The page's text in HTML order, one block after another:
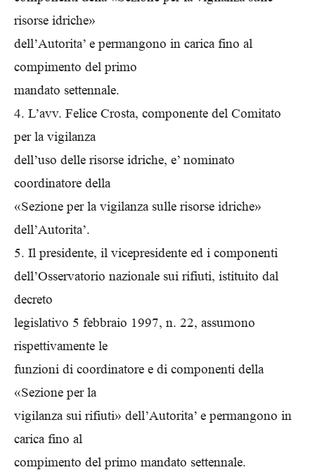
risorse idriche»
dell’Autorita’ e permangono in carica fino al
compimento del primo
mandato settennale.
4. L’avv. Felice Crosta, componente del Comitato
per la vigilanza
dell’uso delle risorse idriche, e’ nominato
coordinatore della
«Sezione per la vigilanza sulle risorse idriche»
dell’Autorita’.
5. Il presidente, il vicepresidente ed i componenti
dell’Osservatorio nazionale sui rifiuti, istituito dal
decreto
legislativo 5 febbraio 1997, n. 22, assumono
rispettivamente le
funzioni di coordinatore e di componenti della
«Sezione per la
vigilanza sui rifiuti» dell’Autorita’ e permangono in
carica fino al
compimento del primo mandato settennale.